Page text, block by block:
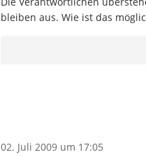
bleiben aus. Wie ist das
02. Juli 2009 um 17:05